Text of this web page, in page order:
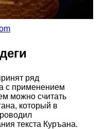
ряд
с применением
можно считать
который в
текста Куръана.